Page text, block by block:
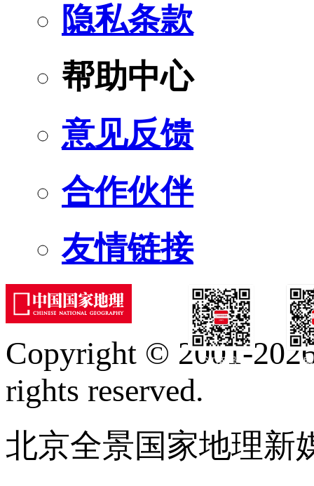
隐私条款
帮助中心
意见反馈
合作伙伴
友情链接
订阅号
Copyright © 2001-
rights reserved.
北京全景国家地理新